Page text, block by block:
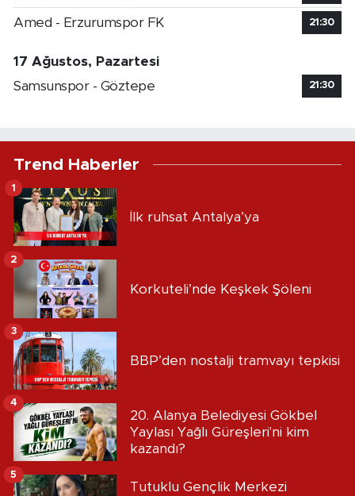
Amed - Erzurumspor FK 21:30
17 Ağustos, Pazartesi
Samsunspor - Göztepe
21:30
Trend Haberler
İlk ruhsat Antalya’ya
1
Korkuteli’nde Keşkek Şöleni
2
BBP’den nostalji tramvayı tepkisi
3
20. Alanya Belediyesi Gökbel
Yaylası Yağlı Güreşleri'ni kim
kazandı?
4
Tutuklu Gençlik Merkezi
5